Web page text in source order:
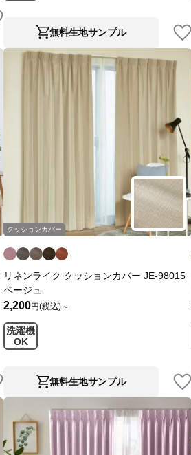
無料生地サンプル
クッションカバー
リネンライク クッションカバー JE-98015
ベージュ
2,200円(税込)～
洗濯機
OK
無料生地サンプル